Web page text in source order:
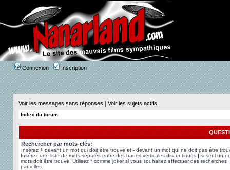
Connexion Inscription
Voir les messages sans réponses | Voir les sujets actifs
Index du forum
Rechercher par mots-clés:
Insérez + devant un mot qui doit être trouvé et - devant un mot qui ne doit pas être
Insérez une liste de mots séparés entre des barres verticales discontinues | si seul un
mots doit être trouvé. Utilisez * comme joker si vous souhaitez effectuer des recherches
partielles.